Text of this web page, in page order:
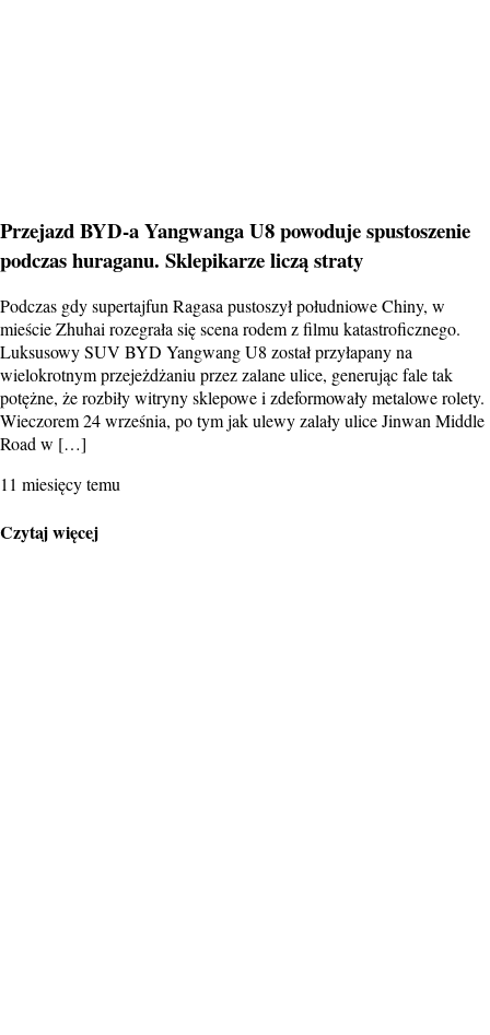
Przejazd BYD-a Yangwanga U8 powoduje spustoszenie
podczas huraganu. Sklepikarze liczą straty
Podczas gdy supertajfun Ragasa pustoszył południowe Chiny, w
mieście Zhuhai rozegrała się scena rodem z filmu katastroficznego.
Luksusowy SUV BYD Yangwang U8 został przyłapany na
wielokrotnym przejeżdżaniu przez zalane ulice, generując fale tak
potężne, że rozbiły witryny sklepowe i zdeformowały metalowe rolety.
Wieczorem 24 września, po tym jak ulewy zalały ulice Jinwan Middle
Road w […]
11 miesięcy temu
Czytaj więcej